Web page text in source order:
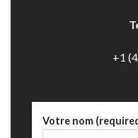
+1
Votre nom